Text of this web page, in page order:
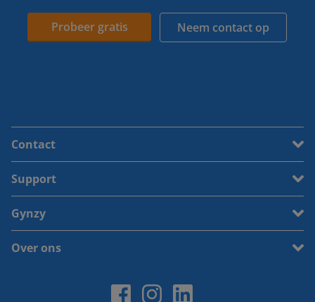
Probeer gratis Neem contact op
Contact
Support
Gynzy
Over ons